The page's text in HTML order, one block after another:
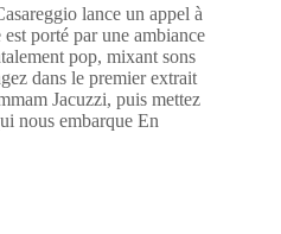
lance un appel à
porté par une ambiance
pop, mixant sons
dans le premier extrait
Jacuzzi, puis mettez
nous embarque En